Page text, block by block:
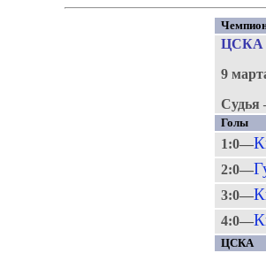
ЦСКА
9
Судья
Голы
1:0—
2:0—
3:0—
4:0—
ЦСКА